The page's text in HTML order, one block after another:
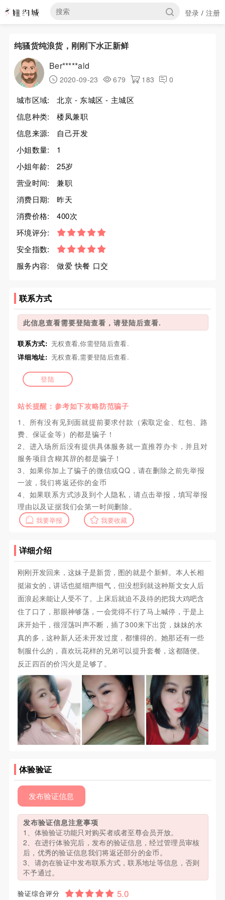
登录 / 注册
纯骚货纯浪货，刚刚下水正新鲜
Ber*****ald
2020-09-23 679 183 0
城市区域:
北京 - 东城区 - 主城区
信息种类:
楼凤兼职
信息来源:
自己开发
小姐数量:
1
小姐年龄:
25岁
营业时间:
兼职
消费日期:
昨天
消费价格:
400次
环境评分:
安全指数:
服务内容:
做爱 快餐 口交
联系方式
此信息查看需要登陆查看，请登陆后查看.
联系方式: 无权查看,你需登陆后查看.
详细地址: 无权查看,需要登陆后查看.
登陆
站长提醒：参考如下攻略防范骗子
1、所有没有见到面就提前要求付款（索取定金、红包、路
费、保证金等）的都是骗子！
2、进入场所后没有提供具体服务就一直推荐办卡，并且对
服务项目含糊其辞的都是骗子！
3、如果你加上了骗子的微信或QQ，请在删除之前先举报
一波，我们将返还你的金币
4、如果联系方式涉及到个人隐私，请点击举报，填写举报
理由以及证据我们会第一时间删除。
我要举报 我要收藏
详细介绍
刚刚开发回来，这妹子是新货，图的就是个新鲜。本人长相
挺淑女的，讲话也挺细声细气，但没想到就这种斯文女人后
面浪起来能让人受不了。上床后就迫不及待的把我大鸡吧含
住了口了，那眼神够荡，一会觉得不行了马上喊停，于是上
床开始干，很淫荡叫声不断，插了300来下出货，妹妹的水
真的多，这种新人还未开发过度，都懂得的。她那还有一些
制服什么的，喜欢玩花样的兄弟可以提升套餐，这都随便。
反正四百的价泻火是足够了。
体验验证
发布验证信息
发布验证信息注意事项
1、体验验证功能只对购买者或者至尊会员开放。
2、在进行体验完后，发布的验证信息，经过管理员审核
后，优秀的验证信息我们将返还部分的金币。
3、请勿在验证中发布联系方式，联系地址等信息，否则
不予通过。
验证综合评分